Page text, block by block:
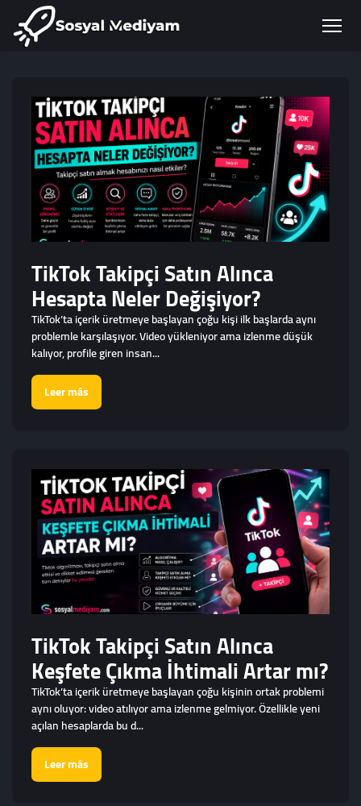
TikTok Takipçi Satın Alınca
Hesapta Neler Değişiyor?
TikTok’ta içerik üretmeye başlayan çoğu kişi ilk başlarda aynı
problemle karşılaşıyor. Video yükleniyor ama izlenme düşük
kalıyor, profile giren insan...
Leer más
TikTok Takipçi Satın Alınca
Keşfete Çıkma İhtimali Artar mı?
TikTok’ta içerik üretmeye başlayan çoğu kişinin ortak problemi
aynı oluyor: video atılıyor ama izlenme gelmiyor. Özellikle yeni
açılan hesaplarda bu d...
Leer más